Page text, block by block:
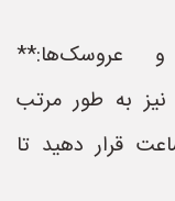
عروسک‌ها:**
به طور مرتب
یا در فریزر به مدت 24 ساعت قرار دهید تا